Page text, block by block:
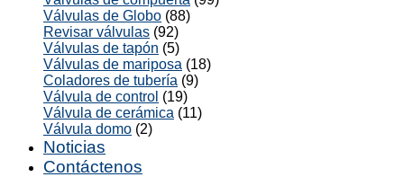
Válvulas de Globo (88)
Revisar válvulas (92)
Válvulas de tapón (5)
Válvulas de mariposa (18)
Coladores de tubería (9)
Válvula de control (19)
Válvula de cerámica (11)
Válvula domo (2)
Noticias
Contáctenos